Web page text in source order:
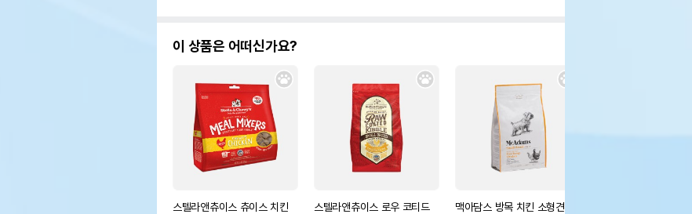
이 상품은 어떠신가요?
스텔라앤츄이스 츄이스 치킨
스텔라앤츄이스 로우 코티드
맥아담스 방목 치킨 소형견용